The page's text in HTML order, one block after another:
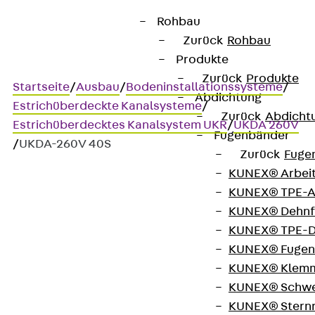
Rohbau
Zurück Rohbau
Produkte
Zurück Produkte
Abdichtung
Zurück
Fugenbänder
Zurück
KUNEX®
KUNEX®
KUNEX®
KUNEX®
KUNEX®
KUNEX®
KUNEX®
KUNEX®
Startseite/Ausbau/Bodeninstallationssysteme/
Estrichüberdeckte Kanalsysteme/
Estrichüberdecktes Kanalsystem UKR/UKDA 260V
/UKDA-260V 40S
Montagedeckel, L=495mm,
Kabelkanal Montagedeckel,